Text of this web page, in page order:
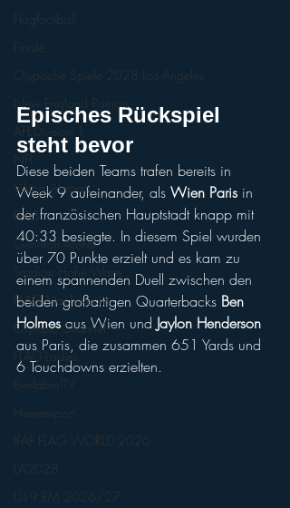
Flagfootball
Finale
Olypische Spiele 2028 Los Angeles
New England Patriots
AFL-Division 1
NFL
VikingsAbroad
FLA3
Generali Arena
Stadion Hohe Warte
FLAG-Nachwuchs
Olympic Channel
FLAG-Ladies
EierlaberlTV
Heeressport
IFAF FLAG WORLD 2026
LA2028
U19 EM 2026/27
Episches Rückspiel
steht bevor
Diese beiden Teams trafen bereits in
Week 9 aufeinander, als Wien Paris in
der französischen Hauptstadt knapp mit
40:33 besiegte. In diesem Spiel wurden
über 70 Punkte erzielt und es kam zu
einem spannenden Duell zwischen den
beiden großartigen Quarterbacks Ben
Holmes aus Wien und Jaylon Henderson
aus Paris, die zusammen 651 Yards und
6 Touchdowns erzielten.